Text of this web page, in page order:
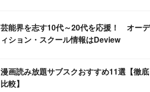
芸能界を志す10代～20代を応援！ オーデ
ィション・スクール情報はDeview
漫画読み放題サブスクおすすめ11選【徹底
比較】